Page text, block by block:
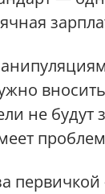
не будут